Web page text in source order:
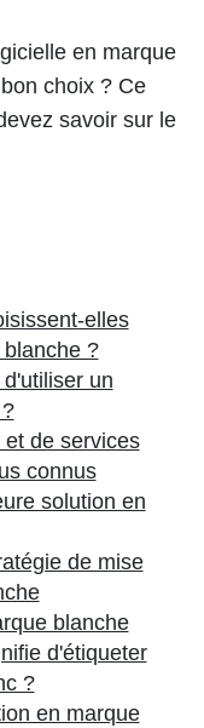
en marque
choix ? Ce
savoir sur le
elles
?
un
de services
connus
solution en
de mise
blanche
d'étiqueter
?
en marque